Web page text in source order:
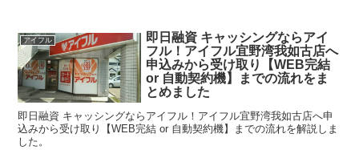
アイフル
即日融資 キャッシングならアイ
フル！アイフル宜野湾我如古店へ
申込みから受け取り【WEB完結
or 自動契約機】までの流れをま
とめました
即日融資 キャッシングならアイフル！アイフル宜野湾我如古店へ申
込みから受け取り【WEB完結 or 自動契約機】までの流れを解説しま
した。